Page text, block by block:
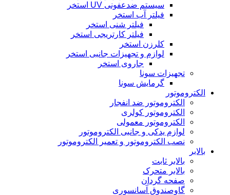
سیستم ضدعفونی UV استخر
فیلتر آب استخر
فیلتر شنی استخر
فیلتر کارتریجی استخر
کلرزن استخر
لوازم و تجهیزات جانبی استخر
جاروی استخر
تجهیزات سونا
گرمایش سونا
الکتروموتور
الکتروموتور ضد انفجار
الکتروموتور کولری
الکتروموتور معمولی
لوازم یدکی و جانبی الکتروموتور
نصب الکتروموتور و تعمیر الکتروموتور
بالابر
بالابر ثابت
بالابر متحرک
صفحه گردان
گاوصندوق آسانسوری